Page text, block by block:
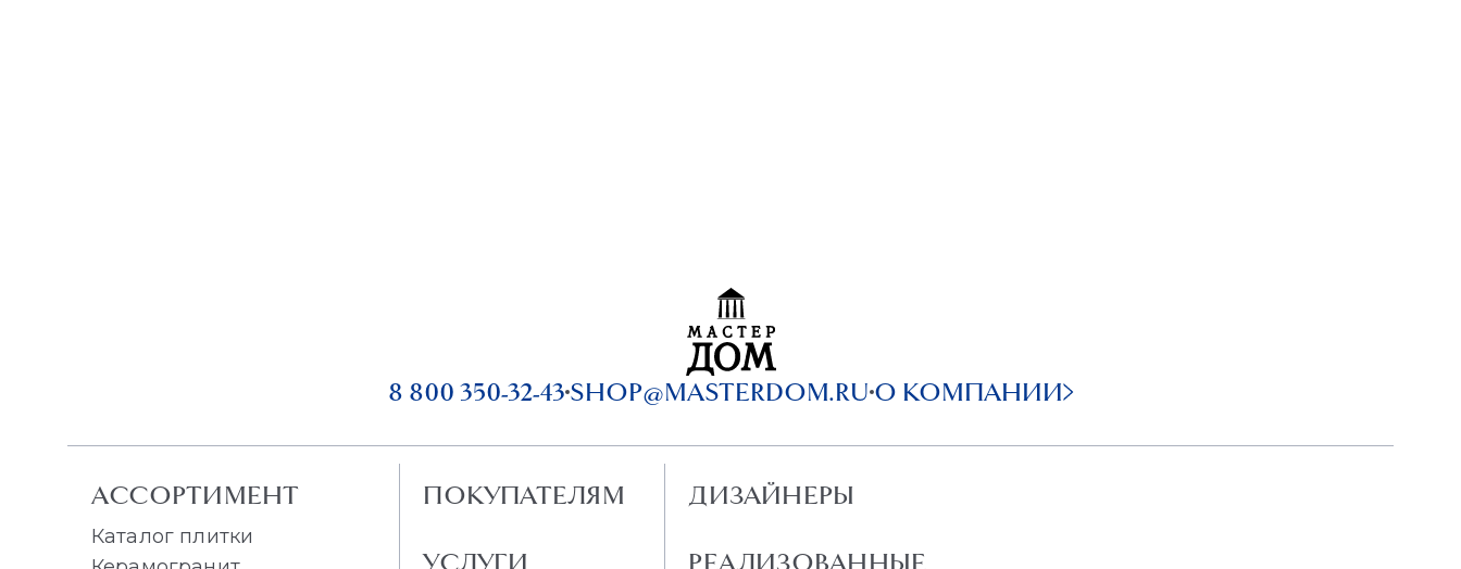
8 800 350-32-43SHOP@MASTERDOM.RUО КОМПАНИИ
АССОРТИМЕНТ
Каталог плитки
ПОКУПАТЕЛЯМ
УСЛУГИ
ДИЗАЙНЕРЫ
РЕАЛИЗОВАННЫЕ